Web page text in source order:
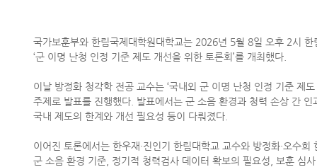
국가보훈부와 한림국제대학원대학교는 2026년 5월 8일 오후 2시 한
‘군 이명 난청 인정 기준 제도 개선을 위한 토론회’를 개최했다
이날 방정화 청각학 전공 교수는 ‘국내외 군 이명 난청 인정 기준 제도
주제로 발표를 진행했다 발표에서는 군 소음 환경과 청력 손상 간 인
국내 제도의 한계와 개선 필요성 등이 다뤄졌다
이어진 토론에서는 한우재·진인기 한림대학교 교수와 방정화·오수희
군 소음 환경 기준 정기적 청력검사 데이터 확보의 필요성
보훈 심